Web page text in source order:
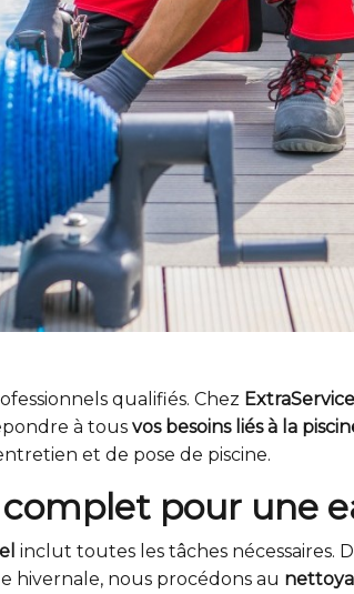
qualifiés. Chez
à tous vos besoins liés à la
et de pose de piscine.
pour une
inclut toutes les tâches nécessaires.
hivernale, nous procédons au